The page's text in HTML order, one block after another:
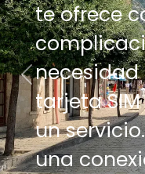
te ofrece
tarjeta
un
una
Previous